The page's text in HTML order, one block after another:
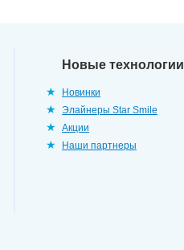
Новые технологии
Новинки
Элайнеры Star Smile
Акции
Наши партнеры